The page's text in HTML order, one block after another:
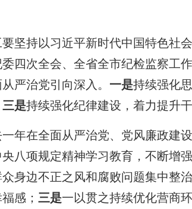
坚持以习近平新时代中国特色社
四次全会、全省全市纪检监察工
严治党引向深入。 一是持续强化
三是持续强化纪律建设，着力提升
年在全面从严治党、党风廉政建
八项规定精神学习教育，不断增
身边不正之风和腐败问题集中整
感； 三是一以贯之持续优化营商